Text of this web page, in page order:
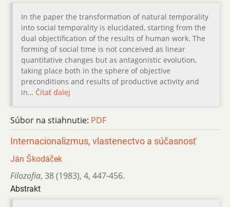
In the paper the transformation of natural temporality
into social temporality is elucidated, starting from the
dual objectification of the results of human work. The
forming of social time is not conceived as linear
quantitative changes but as antagonistic evolution,
taking place both in the sphere of objective
preconditions and results of productive activity and
in… Čítať ďalej
Súbor na stiahnutie: PDF
Internacionalizmus, vlastenectvo a súčasnosť
Ján Škodáček
Filozofia, 38 (1983), 4, 447-456.
Abstrakt